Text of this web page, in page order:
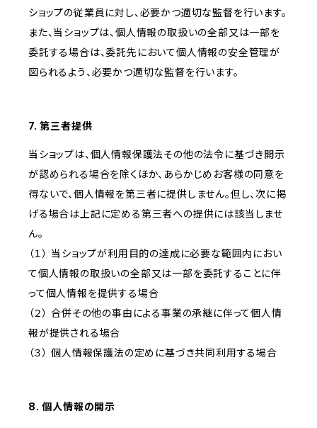
ショップの従業員に対し、必要かつ適切な監督を行います。
また、当ショップは、個人情報の取扱いの全部又は一部を
委託する場合は、委託先において個人情報の安全管理が
図られるよう、必要かつ適切な監督を行います。
7. 第三者提供
当ショップは、個人情報保護法その他の法令に基づき開示
が認められる場合を除くほか、あらかじめお客様の同意を
得ないで、個人情報を第三者に提供しません。但し、次に掲
げる場合は上記に定める第三者への提供には該当しませ
ん。
（１） 当ショップが利用目的の達成に必要な範囲内におい
て個人情報の取扱いの全部又は一部を委託することに伴
って個人情報を提供する場合
（２） 合併その他の事由による事業の承継に伴って個人情
報が提供される場合
（３） 個人情報保護法の定めに基づき共同利用する場合
8. 個人情報の開示